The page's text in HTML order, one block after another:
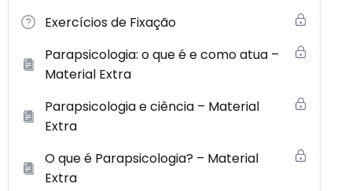
Exercícios de Fixação
Parapsicologia: o que é e como atua –
Material Extra
Parapsicologia e ciência – Material
Extra
O que é Parapsicologia? – Material
Extra